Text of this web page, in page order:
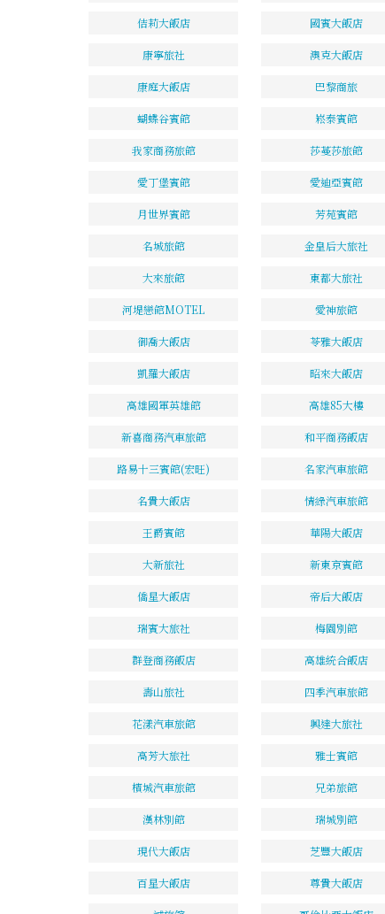
佶莉大飯店 國賓大飯店
康寧旅社 澳克大飯店
康庭大飯店 巴黎商旅
蝴蝶谷賓館 崧泰賓館
我家商務旅館 莎蔓莎旅館
愛丁堡賓館 愛迪亞賓館
月世界賓館 芳苑賓館
名城旅館 金皇后大旅社
大來旅館 東都大旅社
河堤戀館MOTEL 愛神旅館
御喬大飯店 苓雅大飯店
凱羅大飯店 昭來大飯店
高雄國軍英雄館 高雄85大樓
新喜商務汽車旅館 和平商務飯店
路易十三賓館(宏旺) 名家汽車旅館
名貴大飯店 情綠汽車旅館
王爵賓館 華陽大飯店
大新旅社 新東京賓館
僑星大飯店 帝后大飯店
瑞賓大旅社 梅園別館
群登商務飯店 高雄統合飯店
壽山旅社 四季汽車旅館
花漾汽車旅館 興達大旅社
高芳大旅社 雅士賓館
檳城汽車旅館 兄弟旅館
漢林別館 瑞城別館
現代大飯店 芝豐大飯店
百星大飯店 尊貴大飯店